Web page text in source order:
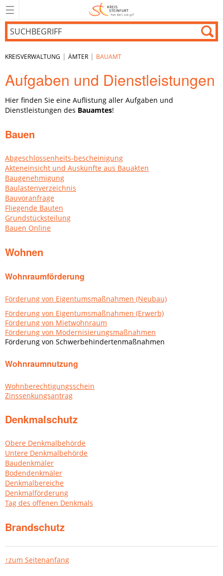
KREISVERWALTUNG | ÄMTER | BAUAMT
Aufgaben und Dienstleistungen
Hier finden Sie eine Auflistung aller Aufgaben und
Dienstleistungen des Bauamtes!
Bauen
Abgeschlossenheits-bescheinigung
Akteneinsicht und Auskünfte aus Bauakten
Baugenehmigung
Baulastenverzeichnis
Bauvoranfrage
Fliegende Bauten
Grundstücksteilung
Bauen Online
Wohnen
Wohnraumförderung
Förderung von Eigentumsmaßnahmen (Neubau)
Förderung von Eigentumsmaßnahmen (Erwerb)
Förderung von Mietwohnraum
Förderung von Modernisierungsmaßnahmen
Förderung von Schwerbehindertenmaßnahmen
Wohnraumnutzung
Wohnberechtigungsschein
Zinssenkungsantrag
Denkmalschutz
Obere Denkmalbehörde
Untere Denkmalbehörde
Baudenkmäler
Bodendenkmäler
Denkmalbereiche
Denkmalförderung
Tag des offenen Denkmals
Brandschutz
↑zum Seitenanfang